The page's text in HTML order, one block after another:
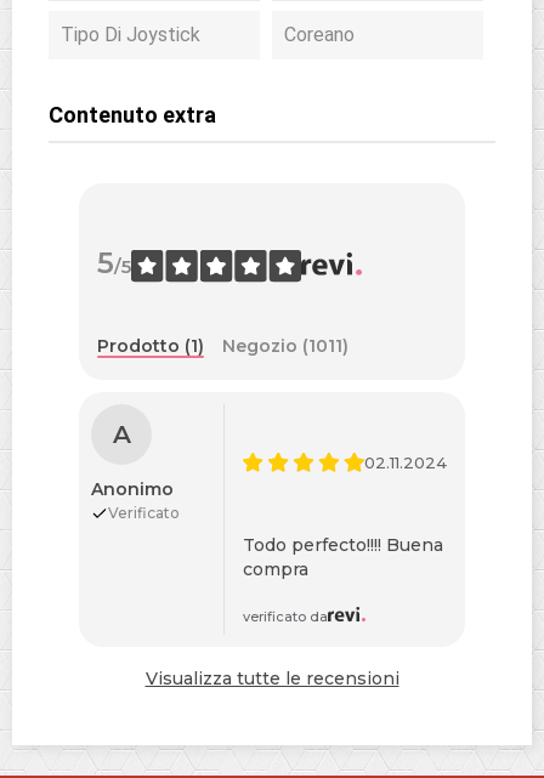
Tipo Di Joystick Coreano
Contenuto extra
5/5
Prodotto (1) Negozio (1011)
A
Anonimo
Verificato
02.11.2024
Todo perfecto!!!! Buena
compra
verificato da
Visualizza tutte le recensioni